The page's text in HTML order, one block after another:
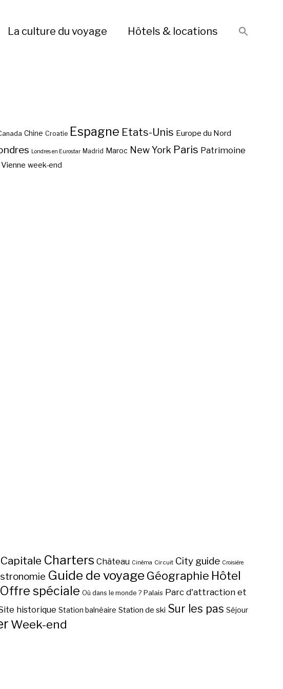
La culture du voyage Hôtels & locations
Chine Croatie Espagne Etats-Unis Europe du Nord
Londres en Eurostar Madrid Maroc New York Paris Patrimoine
Vienne week-end
Capitale Charters Château Cinéma Circuit City guide Croisière
Guide de voyage Géographie Hôtel
Offre spéciale Où dans le monde ? Palais Parc d'attraction et
historique Station balnéaire Station de ski Sur les pas Séjour
Week-end